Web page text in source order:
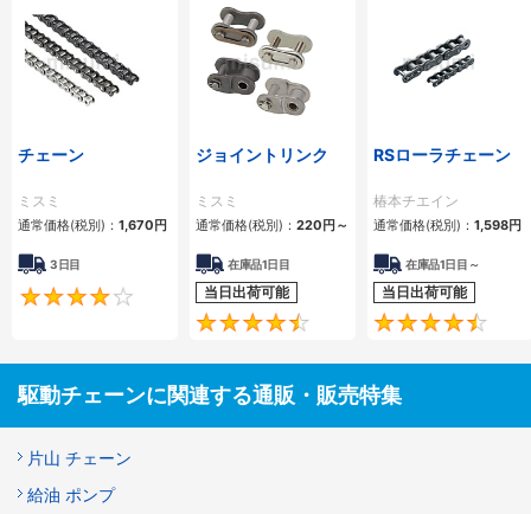
チェーン
ミスミ
通常価格(税別)： 1,670円
3日目
4.2
ジョイントリンク
ミスミ
通常価格(税別)： 220円～
在庫品1日目
当日出荷可能
4.5
RSローラチェーン
椿本チエイン
通常価格(税別)： 1,598円
在庫品1日目～
当日出荷可能
駆動チェーンに関連する通販・販売特集
片山 チェーン
給油 ポンプ